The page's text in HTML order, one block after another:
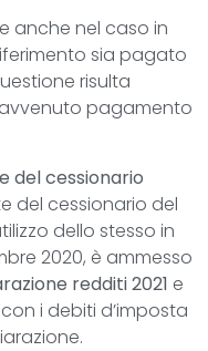
anche nel caso in
sia pagato
risulta
pagamento
del cessionario
del cessionario del
dello stesso in
2020, è ammesso
redditi 2021 e
i debiti d’imposta